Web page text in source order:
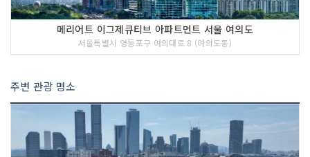
메리어트 이그제큐티브 아파트먼트 서울 여의도
서울특별시 영등포구 여의대로 8 (여의도동)
주변 관광 명소